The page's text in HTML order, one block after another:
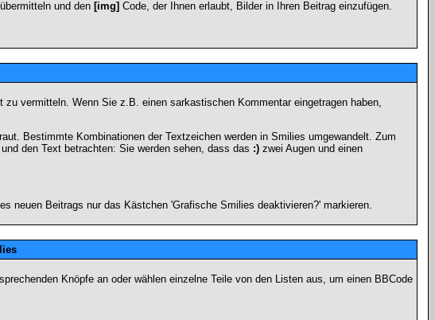
und den [img] Code, der Ihnen erlaubt, Bilder in Ihren Beitrag einzufügen.
vermitteln. Wenn Sie z.B. einen sarkastischen Kommentar eingetragen haben,
Bestimmte Kombinationen der Textzeichen werden in Smilies umgewandelt. Zum
den Text betrachten: Sie werden sehen, dass das :)zwei Augen und einen
neuen Beitrags nur das Kästchen 'Grafische Smilies deaktivieren?' markieren.
Knöpfe an oder wählen einzelne Teile von den Listen aus, um einen BBCode